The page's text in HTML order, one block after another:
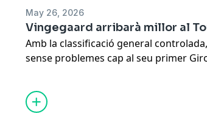
un dels pocs ciclistes catalans que han
ronda francesa al llarg de tota la
May 26, 2026
Vingegaard arribarà millor al
Amb la classificació general
sense problemes cap al seu primer
danès a la corsa rosa no hauria de
sinó que, analitzant el seu historial i
arribarà més fort a la ronda francesa.
Antoni Flecha i, a més, entrevistem